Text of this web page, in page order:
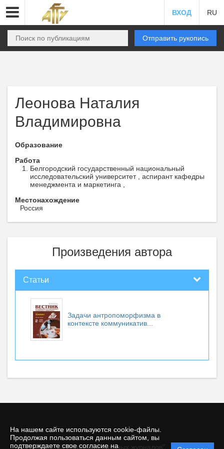
На нашем сайте используются cookie-файлы.
Продолжая пользоваться данным сайтом, вы
подтверждаете свое согласие на
ВХОД RU
Отправить рукопись
Леонова Наталия
Владимировна
Образование
Работа
Белгородский государственный национальный
исследовательский университет , аспирант кафедры
менеджмента и маркетинга ,
Местонахождение
Россия
Произведения автора
Статьи
Задачи антропоморфизма в
контексте коммуникатив...
© "Редакция научных журналов"